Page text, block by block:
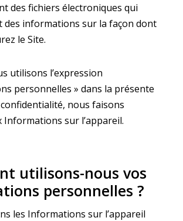
des fichiers électroniques qui
informations sur la façon dont
le Site.
utilisons l’expression
personnelles » dans la présente
nous faisons
sur l’appareil.
utilisons-nous vos
personnelles ?
les Informations sur l’appareil